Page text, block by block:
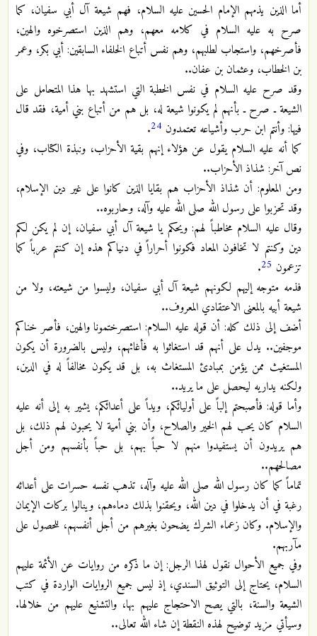
أما الذين يذمهم الإمام الحسين عليه السلام، فهم شيعة آل أبي سفيان، كما
صرح به عليه السلام في كلامه معهم، وهم الذين استصرخوه والهين،
فأصرخهم، واستجاب لطلبهم، وهم نفس أتباع الخلفاء السابقين: أبي بكر، وعمر
بن الخطاب، وعثمان بن عفان..
وقد صرح عليه السلام في نفس الخطبة التي استشهد بها هذا المتحامل على
الشيعة ـ صرح ـ بأنهم لم يكونوا شيعة له، بل هم من أتباع بني أمية، فقد قال
فيها: وأنتم ابن حرب وأشياعه تعتمدون 24
.
كما أنه عليه السلام يقول عن هؤلاء إنهم بقية الأحزاب، ونبذة الكتاب، وفي
نص آخر: شذاذ الأحزاب..
ومن المعلوم: أن شذاذ الأحزاب هم بقايا الذين كانوا على غير دين الإسلام،
وقد تحزبوا على رسول الله صلى الله عليه وآله، وحاربوه..
وقال عليه السلام مخاطباً لهم: ويحكم يا شيعة آل أبي سفيان، إن لم يكن لكم
دين وكنتم لا تخافون المعاد فكونوا أحراراً في دنياكم هذه إن كنتم عرباً كما
تزعمون 25
.
فذمه متوجه إليهم لكونهم شيعة آل أبي سفيان، وليسوا من شيعته، ولا من
شيعة أبيه بالمعنى الاعتقادي المعروف..
أضف إلى ذلك كله: أن قوله عليه السلام: استصرختمونا والهين، فأصر خناكم
موجفين.. يدل على أنهم قد استغاثوا به فأغاثهم، وليس بالضرورة أن يكون
المستغيث ممن يؤمن بمبادئ المستغاث به، بل قد يكون مخالفاً له في الدين،
ولكنه يداريه ليحصل على ما يريد..
وأما قوله: فأصبحتم إلباً على أوليائكم، ويداً على أعدائكم، يشير به إلى أنه عليه
السلام كان يحب لهم الخير والصلاح، وأن بني أمية لا يحبون لهم ذلك، بل
هم يريدون أن يستفيدوا منهم لا حباً بهم، بل حباً بأنفسهم ومن أجل
مصالحهم..
تماماً كما كان رسول الله صلى الله عليه وآله، تذهب نفسه حسرات على أعدائه
رغبة في أن يدخلوا في دين الله، ويحقنوا بذلك دماءهم، وينالوا بركات الإيمان
والإسلام. وكان زعماء الشرك يضحون بغيرهم من أجل أنفسهم، للحصول على
مآربهم.
وفي جميع الأحوال نقول لهذا الرجل: إن ما ذكره من روايات عن الأئمة عليهم
السلام، يحتاج إلى التوثيق السندي، إذ ليس جميع الروايات الواردة في كتب
الشيعة والسنة، بالتي يصح الاحتجاج عليهم بها، والتشنيع عليهم من خلالها.
وسيأتي مزيد توضيح لهذه النقطة إن شاء الله تعالى..